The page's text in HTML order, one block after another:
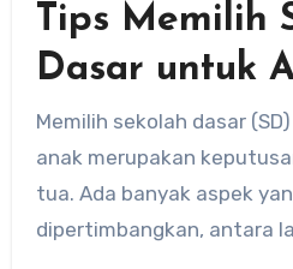
Tips Memilih
Dasar untuk
Memilih sekolah dasar
anak merupakan
tua. Ada banyak aspek
dipertimbangkan, antara